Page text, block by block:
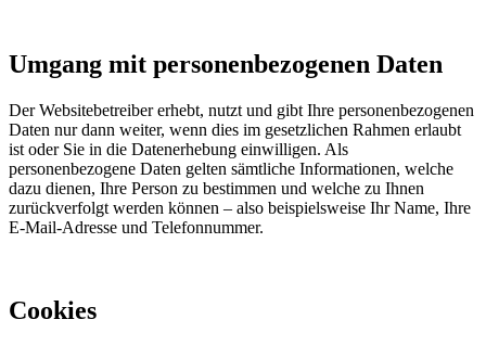
Umgang mit personenbezogenen Daten
Der Websitebetreiber erhebt, nutzt und gibt Ihre personenbezogenen
Daten nur dann weiter, wenn dies im gesetzlichen Rahmen erlaubt
ist oder Sie in die Datenerhebung einwilligen. Als
personenbezogene Daten gelten sämtliche Informationen, welche
dazu dienen, Ihre Person zu bestimmen und welche zu Ihnen
zurückverfolgt werden können – also beispielsweise Ihr Name, Ihre
E-Mail-Adresse und Telefonnummer.
Cookies